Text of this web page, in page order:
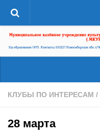
О системе
ЦБС в СМИ
Читателям
Ресурсы
КЛУБЫ ПО ИНТЕРЕСАМ /
28 марта